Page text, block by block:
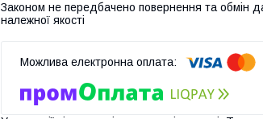
Законом не передбачено повернення та обмін
належної якості